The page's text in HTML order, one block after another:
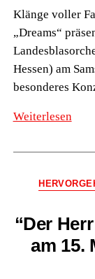
Klänge voller
„Dreams“
Hessen) am
besonderes
Weiterlesen
zum
ein
–
“Der
am 15.